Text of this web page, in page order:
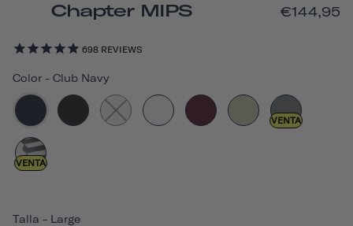
Chapter MIPS
698 REVIEWS
€144,95
Color - Club Navy
VENTA
VENTA
Talla - Large